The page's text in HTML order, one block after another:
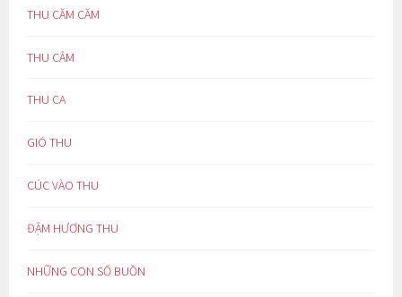
THU CĂM CĂM
THU CẢM
THU CA
GIÓ THU
CÚC VÀO THU
ĐẬM HƯƠNG THU
NHỮNG CON SỐ BUỒN